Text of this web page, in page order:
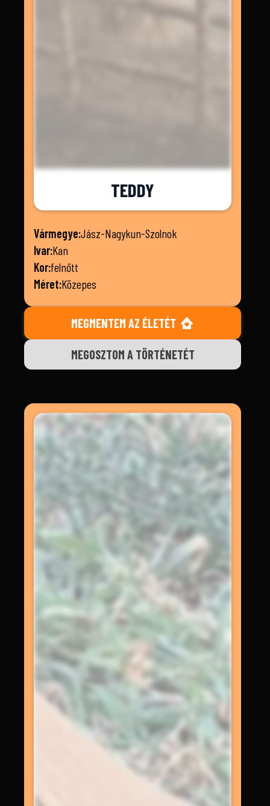
TEDDY
Vármegye:Jász-Nagykun-Szolnok
Ivar:Kan
Kor:felnőtt
Méret:Közepes
MEGMENTEM AZ ÉLETÉT
MEGOSZTOM A TÖRTÉNETÉT